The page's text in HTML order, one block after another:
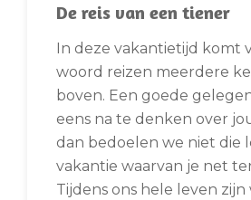
De reis van een tiener
In deze vakantietijd komt
woord reizen meerdere
boven. Een goede
eens na te denken over
dan bedoelen we niet die
vakantie waarvan je net
Tijdens ons hele leven